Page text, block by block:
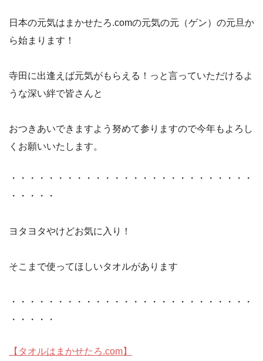
日本の元気はまかせたろ.comの元気の元（ゲン）の元旦か
ら始まります！
寺田に出逢えば元気がもらえる！っと言っていただけるよ
うな深い絆で皆さんと
おつきあいできますよう努めて参りますので今年もよろし
くお願いいたします。
・・・・・・・・・・・・・・・・・・・・・・・・・・
・・・・・
ヨタヨタやけどお気に入り！
そこまで使ってほしいタオルがあります
・・・・・・・・・・・・・・・・・・・・・・・・・・
・・・・・
【タオルはまかせたろ.com】